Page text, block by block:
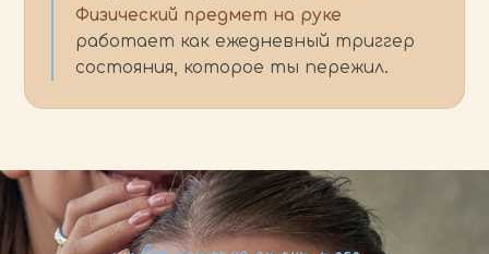
Физический предмет на руке
работает как ежедневный триггер
состояния, которое ты пережил.